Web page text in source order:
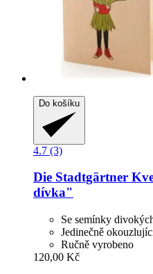
Do košíku
4.7 (3)
Die Stadtgärtner
dívka"
Se semínky
Jedinečně
Ručně vyrobeno
120,00 Kč